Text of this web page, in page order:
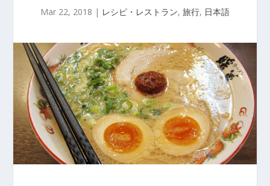
Mar 22, 2018 | レシピ・レストラン, 旅行, 日本語